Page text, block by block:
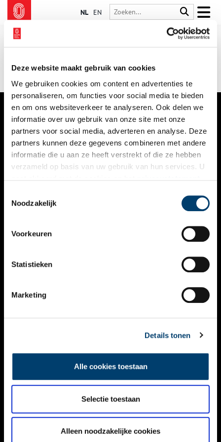
Deze website maakt gebruik van cookies
We gebruiken cookies om content en advertenties te
personaliseren, om functies voor social media te bieden
en om ons websiteverkeer te analyseren. Ook delen we
informatie over uw gebruik van onze site met onze
partners voor social media, adverteren en analyse. Deze
partners kunnen deze gegevens combineren met andere
informatie die u aan ze heeft verstrekt of die ze hebben
verzameld op basis van uw gebruik van hun services. U
Noodzakelijk
Voorkeuren
Statistieken
Marketing
Details tonen
Alle cookies toestaan
Selectie toestaan
Alleen noodzakelijke cookies
NL EN
VERHALEN
NIEUWS
KALENDER
ACTIVITEITEN
NIEUWSBRIEF
DISCLAIMER
TOEGANKELIJKHEID
Volg ONH op social media